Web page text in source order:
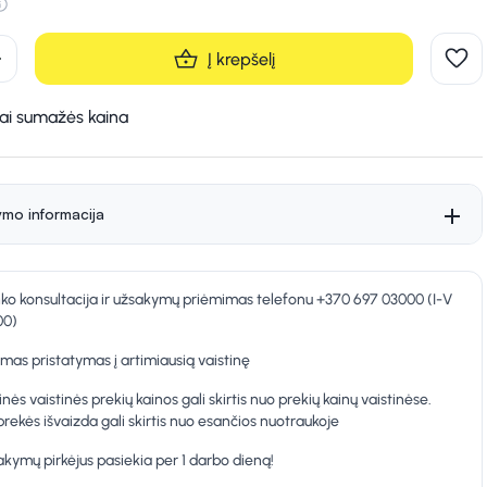
Į krepšelį
sumažės kaina
informacija
konsultacija ir užsakymų priėmimas telefonu +370 697 03000 (I-V
pristatymas į artimiausią vaistinę
vaistinės prekių kainos gali skirtis nuo prekių kainų vaistinėse.
išvaizda gali skirtis nuo esančios nuotraukoje
pirkėjus pasiekia per 1 darbo dieną!